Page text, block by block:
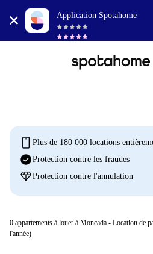
Application Spotahome
mobile Plus de 180 000 locations
check_circleProtection contre les fraudes
diamondProtection contre l'annulation
0 appartements à louer à Moncada - Location de
l'année)